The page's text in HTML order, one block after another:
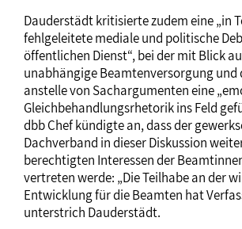
Dauderstädt kritisierte zudem eine „in
fehlgeleitete mediale und politische
öffentlichen Dienst“, bei der mit Blick
unabhängige Beamtenversorgung und
anstelle von Sachargumenten eine
Gleichbehandlungsrhetorik ins Feld
dbb Chef kündigte an, dass der
Dachverband in dieser Diskussion
berechtigten Interessen der
vertreten werde: „Die Teilhabe an der
Entwicklung für die Beamten hat
unterstrich Dauderstädt.